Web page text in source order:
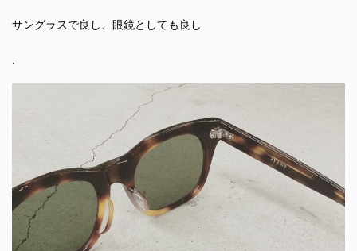
サングラスで良し、眼鏡としても良し
.